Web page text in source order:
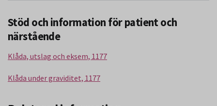
Stöd och information för patient och
närstående
Klåda, utslag och eksem, 1177
Klåda under graviditet, 1177